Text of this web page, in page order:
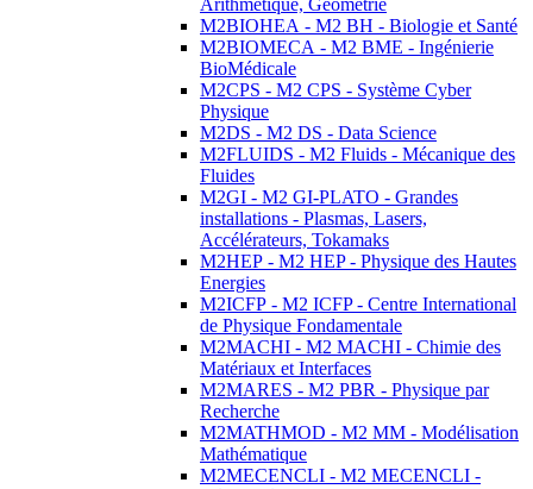
Arithmétique, Géométrie
M2BIOHEA - M2 BH - Biologie et Santé
M2BIOMECA - M2 BME - Ingénierie
BioMédicale
M2CPS - M2 CPS - Système Cyber
Physique
M2DS - M2 DS - Data Science
M2FLUIDS - M2 Fluids - Mécanique des
Fluides
M2GI - M2 GI-PLATO - Grandes
installations - Plasmas, Lasers,
Accélérateurs, Tokamaks
M2HEP - M2 HEP - Physique des Hautes
Energies
M2ICFP - M2 ICFP - Centre International
de Physique Fondamentale
M2MACHI - M2 MACHI - Chimie des
Matériaux et Interfaces
M2MARES - M2 PBR - Physique par
Recherche
M2MATHMOD - M2 MM - Modélisation
Mathématique
M2MECENCLI - M2 MECENCLI -